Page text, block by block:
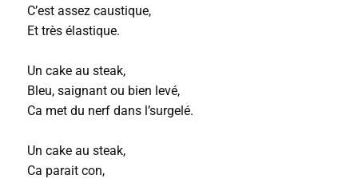
C’est assez caustique,
Et très élastique.
Un cake au steak,
Bleu, saignant ou bien levé,
Ca met du nerf dans l’surgelé.
Un cake au steak,
Ca parait con,